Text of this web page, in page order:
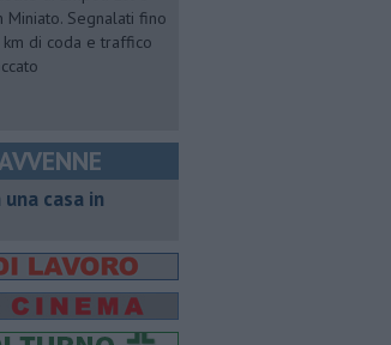
Miniato. Segnalati fino
km di coda e traffico
casa in